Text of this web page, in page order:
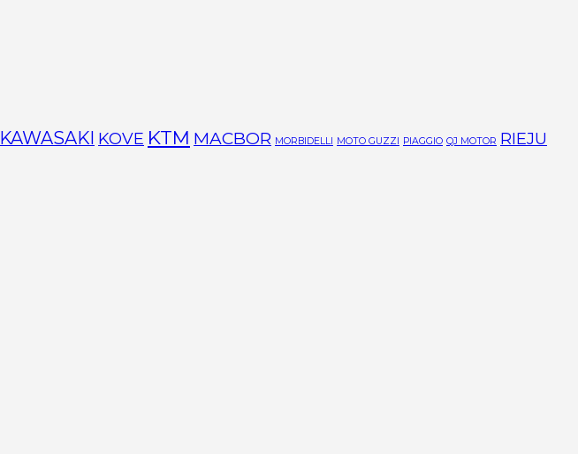
KAWASAKI KOVE KTM MACBOR MORBIDELLI MOTO GUZZI PIAGGIO QJ MOTOR RIEJU